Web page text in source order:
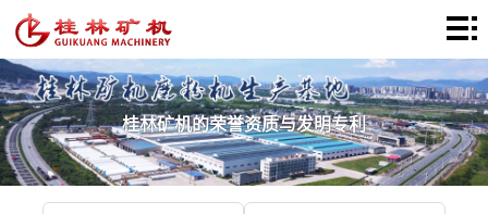
网
首
页
产
品
中
解
决
新
桂林矿机的荣誉资质与发明专利